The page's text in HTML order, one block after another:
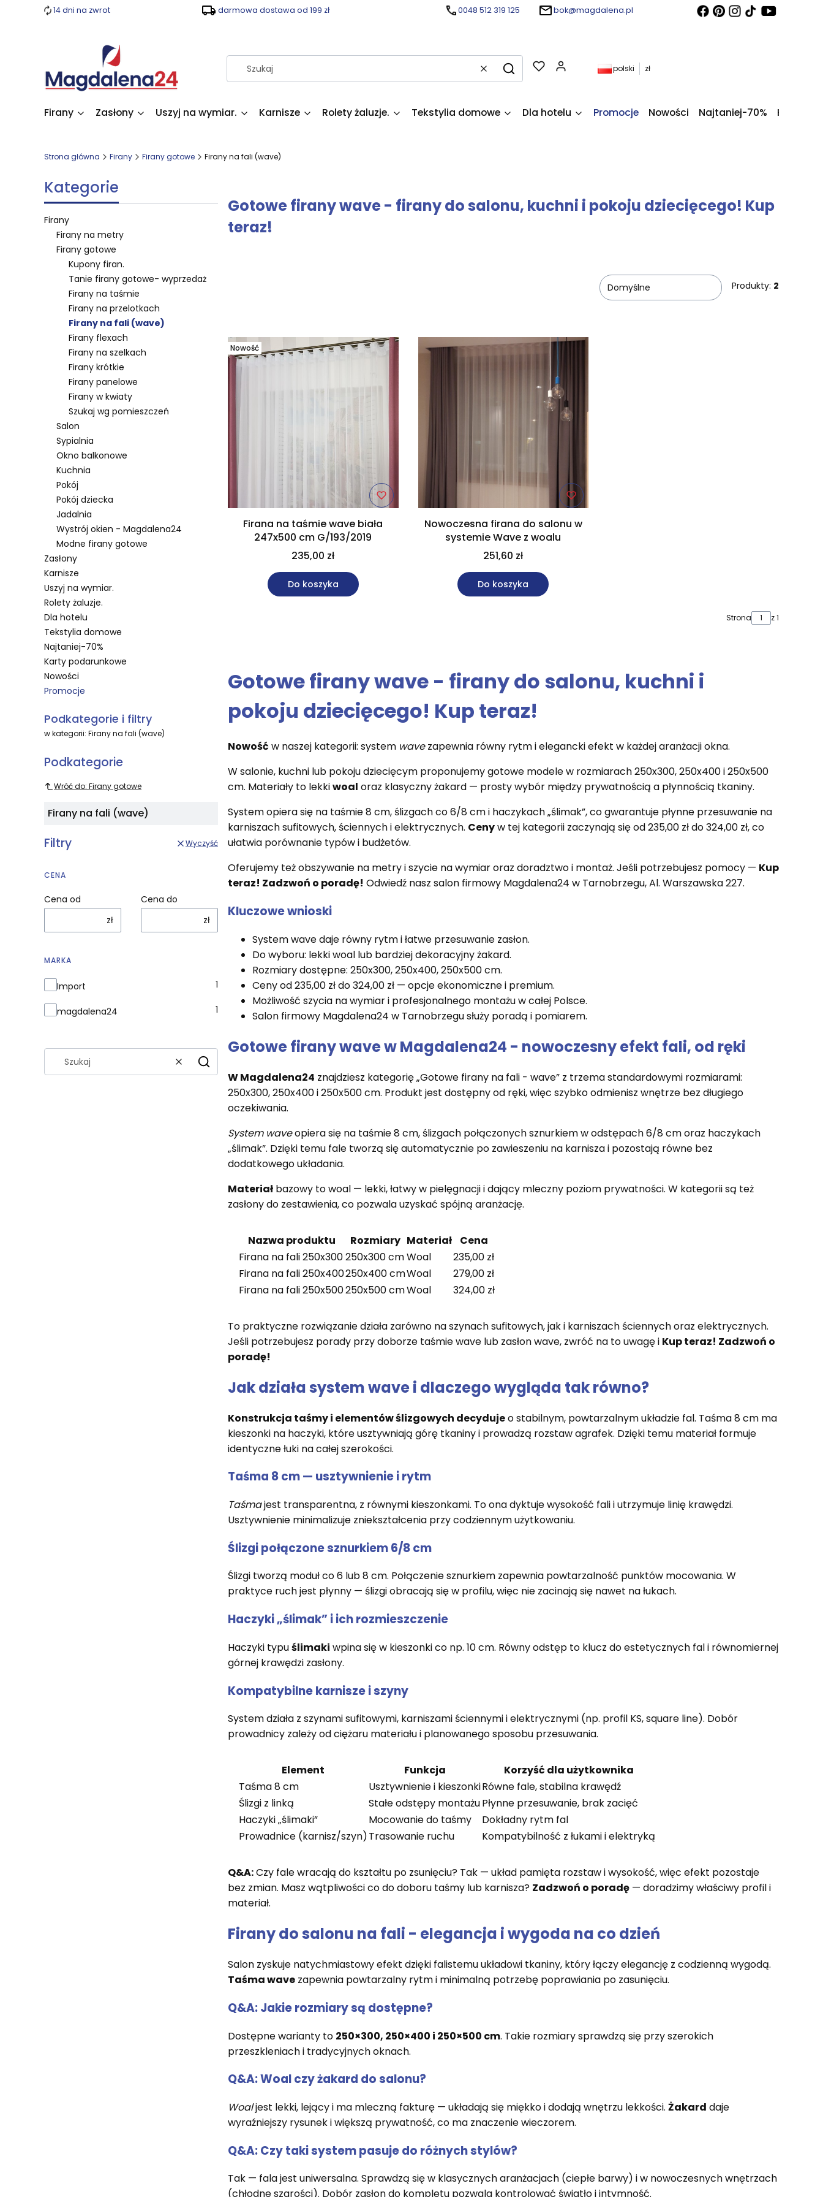
14 dni na zwrot darmowa dostawa od 199 zł 0048 512 319 125 bok@magdalena.pl
WyczyśćSzukaj
Produkty w koszyku: 0. Zobacz szczegóły
polski zł
Firany Zasłony Uszyj na wymiar. Karnisze Rolety żaluzje. Tekstylia domowe Dla hotelu Promocje Nowości Najtaniej-70% Kupony
Strona główna Firany Firany gotowe Firany na fali (wave)
Kategorie
Firany
Firany na metry
Firany gotowe
Kupony firan.
Tanie firany gotowe- wyprzedaż
Firany na taśmie
Firany na przelotkach
Firany na fali (wave)
Firany flexach
Firany na szelkach
Firany krótkie
Firany panelowe
Firany w kwiaty
Szukaj wg pomieszczeń
Salon
Sypialnia
Okno balkonowe
Kuchnia
Pokój
Pokój dziecka
Jadalnia
Wystrój okien - Magdalena24
Modne firany gotowe
Zasłony
Karnisze
Uszyj na wymiar.
Rolety żaluzje.
Dla hotelu
Tekstylia domowe
Najtaniej-70%
Karty podarunkowe
Nowości
Promocje
Podkategorie i filtry
w kategorii: Firany na fali (wave)
Podkategorie
Wróć do: Firany gotowe
Firany na fali (wave)
Filtry Wyczyść
CENA
Cena od
zł
Cena do
zł
MARKA
Marka
Import 1
magdalena24 1
WyczyśćSzukaj
Gotowe firany wave - firany do salonu, kuchni i pokoju dziecięcego! Kup
teraz!
Domyślne Produkty: 2
Nowość
Firana na taśmie wave biała
247x500 cm G/193/2019
235,00 zł
Do koszyka
Nowoczesna firana do salonu w
systemie Wave z woalu
251,60 zł
Do koszyka
Strona z 1
Gotowe firany wave - firany do salonu, kuchni i
pokoju dziecięcego! Kup teraz!
Nowość w naszej kategorii: system wavezapewnia równy rytm i elegancki efekt w każdej aranżacji okna.
W salonie, kuchni lub pokoju dziecięcym proponujemy gotowe modele w rozmiarach 250x300, 250x400 i 250x500
cm. Materiały to lekkiwoal oraz klasyczny żakard — prosty wybór między prywatnością a płynnością tkaniny.
System opiera się na taśmie 8 cm, ślizgach co 6/8 cm i haczykach „ślimak”, co gwarantuje płynne przesuwanie na
karniszach sufitowych, ściennych i elektrycznych. Cenyw tej kategorii zaczynają się od 235,00 zł do 324,00 zł, co
ułatwia porównanie typów i budżetów.
Oferujemy też obszywanie na metry i szycie na wymiar oraz doradztwo i montaż. Jeśli potrzebujesz pomocy — Kup
teraz! Zadzwoń o poradę! Odwiedź nasz salon firmowy Magdalena24 w Tarnobrzegu, Al. Warszawska 227.
Kluczowe wnioski
System wave daje równy rytm i łatwe przesuwanie zasłon.
Do wyboru: lekki woal lub bardziej dekoracyjny żakard.
Rozmiary dostępne: 250x300, 250x400, 250x500 cm.
Ceny od 235,00 zł do 324,00 zł — opcje ekonomiczne i premium.
Możliwość szycia na wymiar i profesjonalnego montażu w całej Polsce.
Salon firmowy Magdalena24 w Tarnobrzegu służy poradą i pomiarem.
Gotowe firany wave w Magdalena24 - nowoczesny efekt fali, od ręki
W Magdalena24 znajdziesz kategorię „Gotowe firany na fali - wave” z trzema standardowymi rozmiarami:
250x300, 250x400 i 250x500 cm. Produkt jest dostępny od ręki, więc szybko odmienisz wnętrze bez długiego
oczekiwania.
System waveopiera się na taśmie 8 cm, ślizgach połączonych sznurkiem w odstępach 6/8 cm oraz haczykach
„ślimak”. Dzięki temu fale tworzą się automatycznie po zawieszeniu na karnisza i pozostają równe bez
dodatkowego układania.
Materiał bazowy to woal — lekki, łatwy w pielęgnacji i dający mleczny poziom prywatności. W kategorii są też
zasłony do zestawienia, co pozwala uzyskać spójną aranżację.
Nazwa produktu Rozmiary Materiał
Cena
Firana na fali 250x300250x300 cmWoal
235,00 zł
Firana na fali 250x400250x400 cmWoal
279,00 zł
Firana na fali 250x500250x500 cmWoal 324,00 zł
To praktyczne rozwiązanie działa zarówno na szynach sufitowych, jak i karniszach ściennych oraz elektrycznych.
Jeśli potrzebujesz porady przy doborze taśmie wave lub zasłon wave, zwróć na to uwagę i Kup teraz! Zadzwoń o
poradę!
Jak działa system wave i dlaczego wygląda tak równo?
Konstrukcja taśmy i elementów ślizgowych decydujeo stabilnym, powtarzalnym układzie fal. Taśma 8 cm ma
kieszonki na haczyki, które usztywniają górę tkaniny i prowadzą rozstaw agrafek. Dzięki temu materiał formuje
identyczne łuki na całej szerokości.
Taśma 8 cm — usztywnienie i rytm
Taśmajest transparentna, z równymi kieszonkami. To ona dyktuje wysokość fali i utrzymuje linię krawędzi.
Usztywnienie minimalizuje zniekształcenia przy codziennym użytkowaniu.
Ślizgi połączone sznurkiem 6/8 cm
Ślizgi tworzą moduł co 6 lub 8 cm. Połączenie sznurkiem zapewnia powtarzalność punktów mocowania. W
praktyce ruch jest płynny — ślizgi obracają się w profilu, więc nie zacinają się nawet na łukach.
Haczyki „ślimak” i ich rozmieszczenie
Haczyki typuślimaki wpina się w kieszonki co np. 10 cm. Równy odstęp to klucz do estetycznych fal i równomiernej
górnej krawędzi zasłony.
Kompatybilne karnisze i szyny
System działa z szynami sufitowymi, karniszami ściennymi i elektrycznymi (np. profil KS, square line). Dobór
prowadnicy zależy od ciężaru materiału i planowanego sposobu przesuwania.
Element Funkcja
Korzyść dla użytkownika
Taśma 8 cm
Usztywnienie i kieszonkiRówne fale, stabilna krawędź
Ślizgi z linką
Stałe odstępy montażuPłynne przesuwanie, brak zacięć
Haczyki „ślimaki”
Mocowanie do taśmy
Dokładny rytm fal
Prowadnice (karnisz/szyn)Trasowanie ruchu Kompatybilność z łukami i elektryką
Q&A:Czy fale wracają do kształtu po zsunięciu? Tak — układ pamięta rozstaw i wysokość, więc efekt pozostaje
bez zmian. Masz wątpliwości co do doboru taśmy lub karnisza? Zadzwoń o poradę — doradzimy właściwy profil i
materiał.
Firany do salonu na fali - elegancja i wygoda na co dzień
Salon zyskuje natychmiastowy efekt dzięki falistemu układowi tkaniny, który łączy elegancję z codzienną wygodą.
Taśma wave zapewnia powtarzalny rytm i minimalną potrzebę poprawiania po zasunięciu.
Q&A: Jakie rozmiary są dostępne?
Dostępne warianty to 250×300, 250×400 i 250×500 cm. Takie rozmiary sprawdzą się przy szerokich
przeszkleniach i tradycyjnych oknach.
Q&A: Woal czy żakard do salonu?
Woaljest lekki, lejący i ma mleczną fakturę — układają się miękko i dodają wnętrzu lekkości. Żakard daje
wyraźniejszy rysunek i większą prywatność, co ma znaczenie wieczorem.
Q&A: Czy taki system pasuje do różnych stylów?
Tak — fala jest uniwersalna. Sprawdzą się w klasycznych aranżacjach (ciepłe barwy) i w nowoczesnych wnętrzach
(chłodne szarości). Dobór zasłon do kompletu pozwala kontrolować światło i intymność.